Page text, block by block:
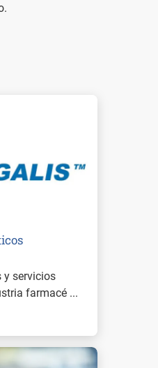
y servicios
farmacé ...